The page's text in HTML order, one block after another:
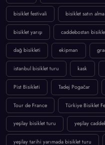
bisiklet festivali bisiklet satın alma
bisiklet yarışı caddebostan
dağ bisikleti ekipman
istanbul bisiklet turu kask
Pist Bisikleti Tadej Pogačar
Tour de France Türkiye Bisiklet
yeşilay bisiklet turu yeşilay
yeşilay tarihi yarımada bisiklet turu